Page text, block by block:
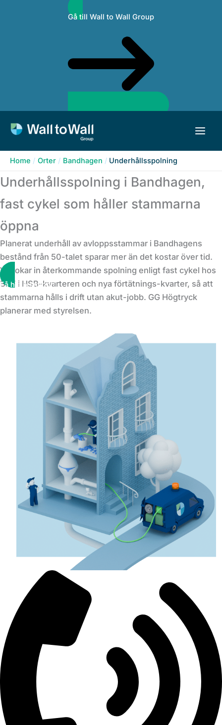
Gå till Wall to Wall Group
Home Orter Bandhagen Underhållsspolning
Underhållsspolning i Bandhagen,
fast cykel som håller stammarna
öppna
Planerat underhåll av avloppsstammar i Bandhagens
bestånd från 50-talet sparar mer än det kostar över tid.
Vi bokar in återkommande spolning enligt fast cykel hos
BRF i HSB-kvarteren och nya förtätnings-kvarter, så att
stammarna hålls i drift utan akut-jobb. GG Högtryck
planerar med styrelsen.
Få hjälp snabbt!